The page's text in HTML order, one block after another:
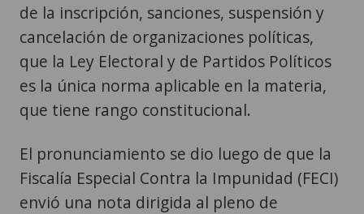
de la inscripción, sanciones, suspensión y
cancelación de organizaciones políticas,
que la Ley Electoral y de Partidos Políticos
es la única norma aplicable en la materia,
que tiene rango constitucional.
El pronunciamiento se dio luego de que la
Fiscalía Especial Contra la Impunidad (FECI)
envió una nota dirigida al pleno de